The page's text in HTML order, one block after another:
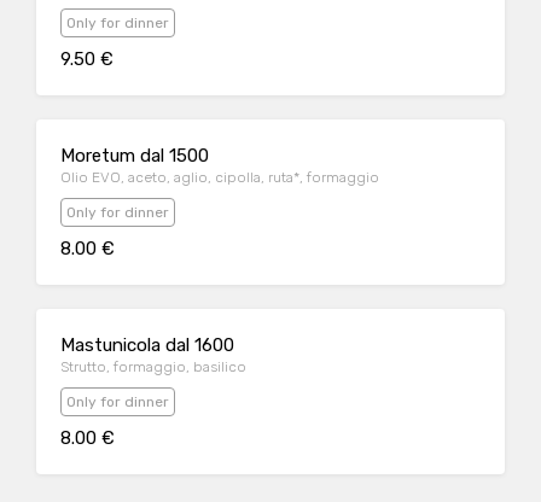
Only for dinner
9.50 €
Moretum dal 1500
Olio EVO, aceto, aglio, cipolla, ruta*, formaggio
Only for dinner
8.00 €
Mastunicola dal 1600
Strutto, formaggio, basilico
Only for dinner
8.00 €